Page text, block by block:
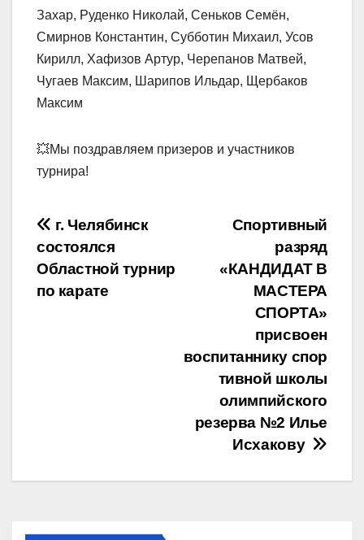
Захар, Руденко Николай, Сеньков Семён,
Смирнов Константин, Субботин Михаил, Усов
Кирилл, Хафизов Артур, Черепанов Матвей,
Чугаев Максим, Шарипов Ильдар, Щербаков
Максим
💥Мы поздравляем призеров и участников
турнира!
Навигация
по
записям
Спортивный
разряд
«КАНДИДАТ В
МАСТЕРА
СПОРТА»
присвоен
воспитаннику спор
тивной школы
олимпийского
резерва №2 Илье
Исхакову
г. Челябинск
состоялся
Областной турнир
по карате